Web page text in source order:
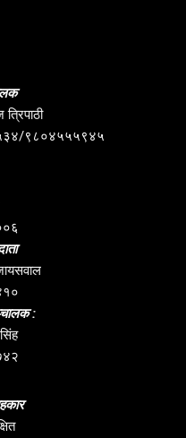
९८०४५५५९४५
: